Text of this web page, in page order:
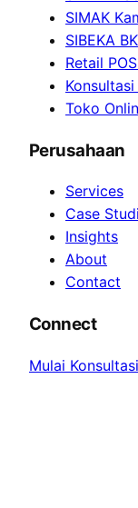
SIMAK
SIBEKA
Retail
Toko
Perusahaan
Services
Case
Insights
About
Contact
Connect
Mulai Konsultasi